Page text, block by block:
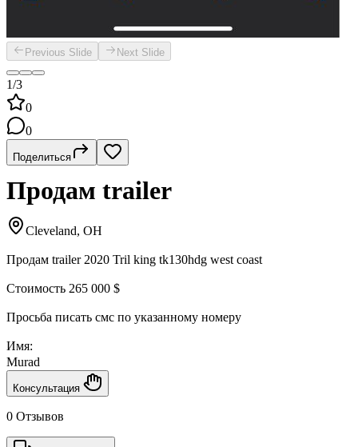
Previous Slide Next Slide
1/3
0
0
Поделиться
Продам trailer
Cleveland, OH
Продам trailer 2020 Tril king tk130hdg west coast
Стоимость 265 000 $
Просьба писать смс по указанному номеру
Имя:
Murad
Консультация
0 Отзывов